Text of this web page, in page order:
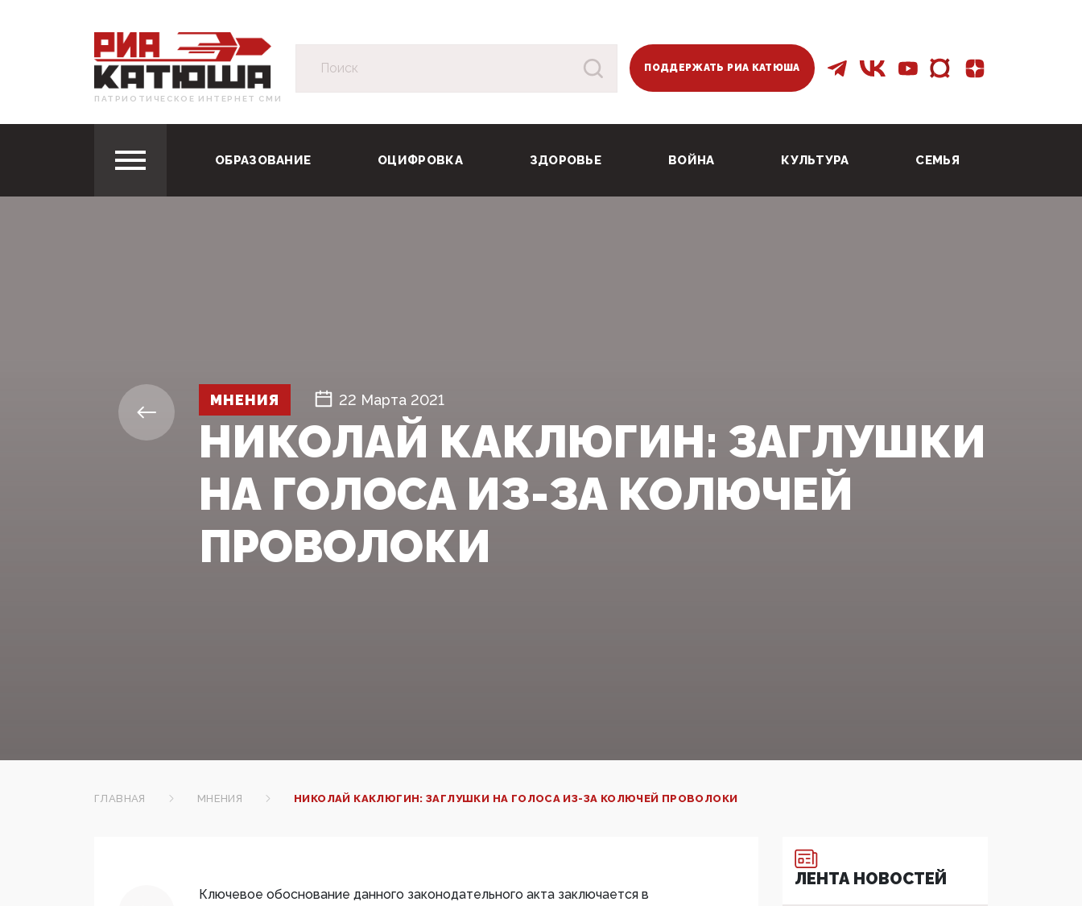
ПАТРИОТИЧЕСКОЕ ИНТЕРНЕТ СМИ
ПОДДЕРЖАТЬ РИА КАТЮША
ОБРАЗОВАНИЕ ОЦИФРОВКА ЗДОРОВЬЕ ВОЙНА КУЛЬТУРА СЕМЬЯ
МНЕНИЯ 22 Марта 2021
НИКОЛАЙ КАКЛЮГИН: ЗАГЛУШКИ
НА ГОЛОСА ИЗ-ЗА КОЛЮЧЕЙ
ПРОВОЛОКИ
ГЛАВНАЯ МНЕНИЯ НИКОЛАЙ КАКЛЮГИН: ЗАГЛУШКИ НА ГОЛОСА ИЗ-ЗА КОЛЮЧЕЙ ПРОВОЛОКИ
Ключевое обоснование данного законодательного акта заключается в
ЛЕНТА НОВОСТЕЙ